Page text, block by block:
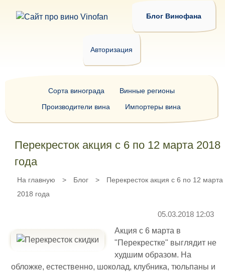
Блог Винофана
Авторизация
Перекресток акция с 6 по 12 марта 2018
года
На главную > Блог >
Перекресток акция с 6 по 12 марта
2018 года
05.03.2018 12:03
Акция с 6 марта в
"Перекрестке" выглядит не
худшим образом. На
обложке, естественно, шоколад, клубника, тюльпаны и
Сорта винограда
Винные регионы
Производители вина
Импортеры вина